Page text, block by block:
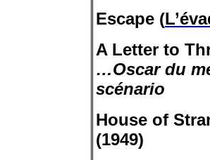
Escape (
A Letterto
…Oscar du
scénario
House of
(1949)